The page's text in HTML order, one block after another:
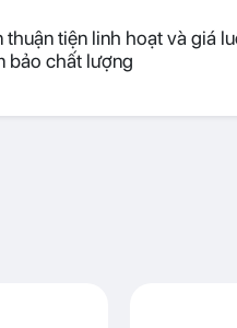
thuận tiện linh hoạt và giá
bảo chất lượng